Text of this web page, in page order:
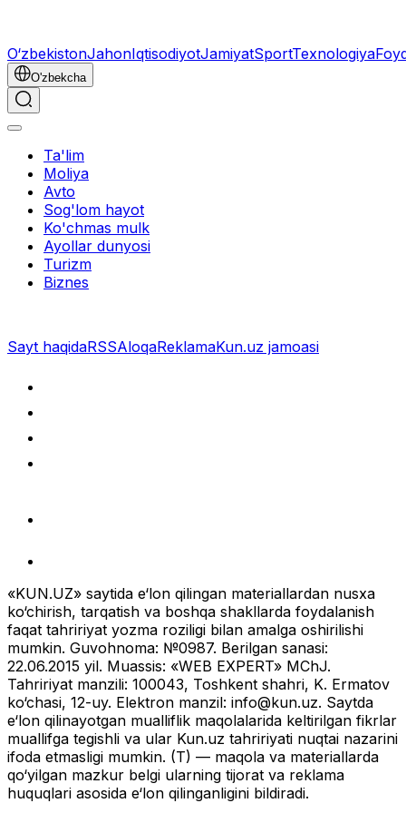
O‘zbekistonJahonIqtisodiyotJamiyatSportTexnologiya
O'zbekcha
Ta'lim
Moliya
Avto
Sog'lom hayot
Ko'chmas mulk
Ayollar dunyosi
Turizm
Biznes
Sayt haqidaRSSAloqaReklamaKun.uz jamoasi
«KUN.UZ» saytida e‘lon qilingan materiallardan nusxa
ko‘chirish, tarqatish va boshqa shakllarda foydalanish
faqat tahririyat yozma roziligi bilan amalga oshirilishi
mumkin. Guvohnoma: №0987. Berilgan sanasi:
22.06.2015 yil. Muassis: «WEB EXPERT» MChJ.
Tahririyat manzili: 100043, Toshkent shahri, K. Ermatov
ko‘chasi, 12-uy. Elektron manzil: info@kun.uz. Saytda
e‘lon qilinayotgan mualliflik maqolalarida keltirilgan fikrlar
muallifga tegishli va ular Kun.uz tahririyati nuqtai nazarini
ifoda etmasligi mumkin. (T) — maqola va materiallarda
qo‘yilgan mazkur belgi ularning tijorat va reklama
huquqlari asosida e‘lon qilinganligini bildiradi.